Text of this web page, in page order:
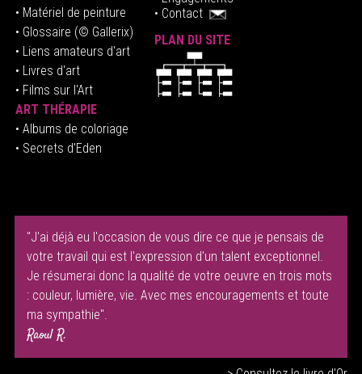
• Matériel de peinture
• Glossaire (© Gallerix)
• Liens amateurs d'art
• Livres d'art
• Films sur l'Art
ART THÉRAPIE
• Albums de coloriage
• Secrets d'Eden
• Contact
PLAN DU SITE
"J'ai déjà eu l'occasion de vous dire ce que je pensais de
votre travail qui est l'expression d'un talent exceptionnel.
Je résumerai donc la qualité de votre oeuvre en trois mots
: couleur, lumière, vie. Avec mes encouragements et toute
ma sympathie".
Raoul R.